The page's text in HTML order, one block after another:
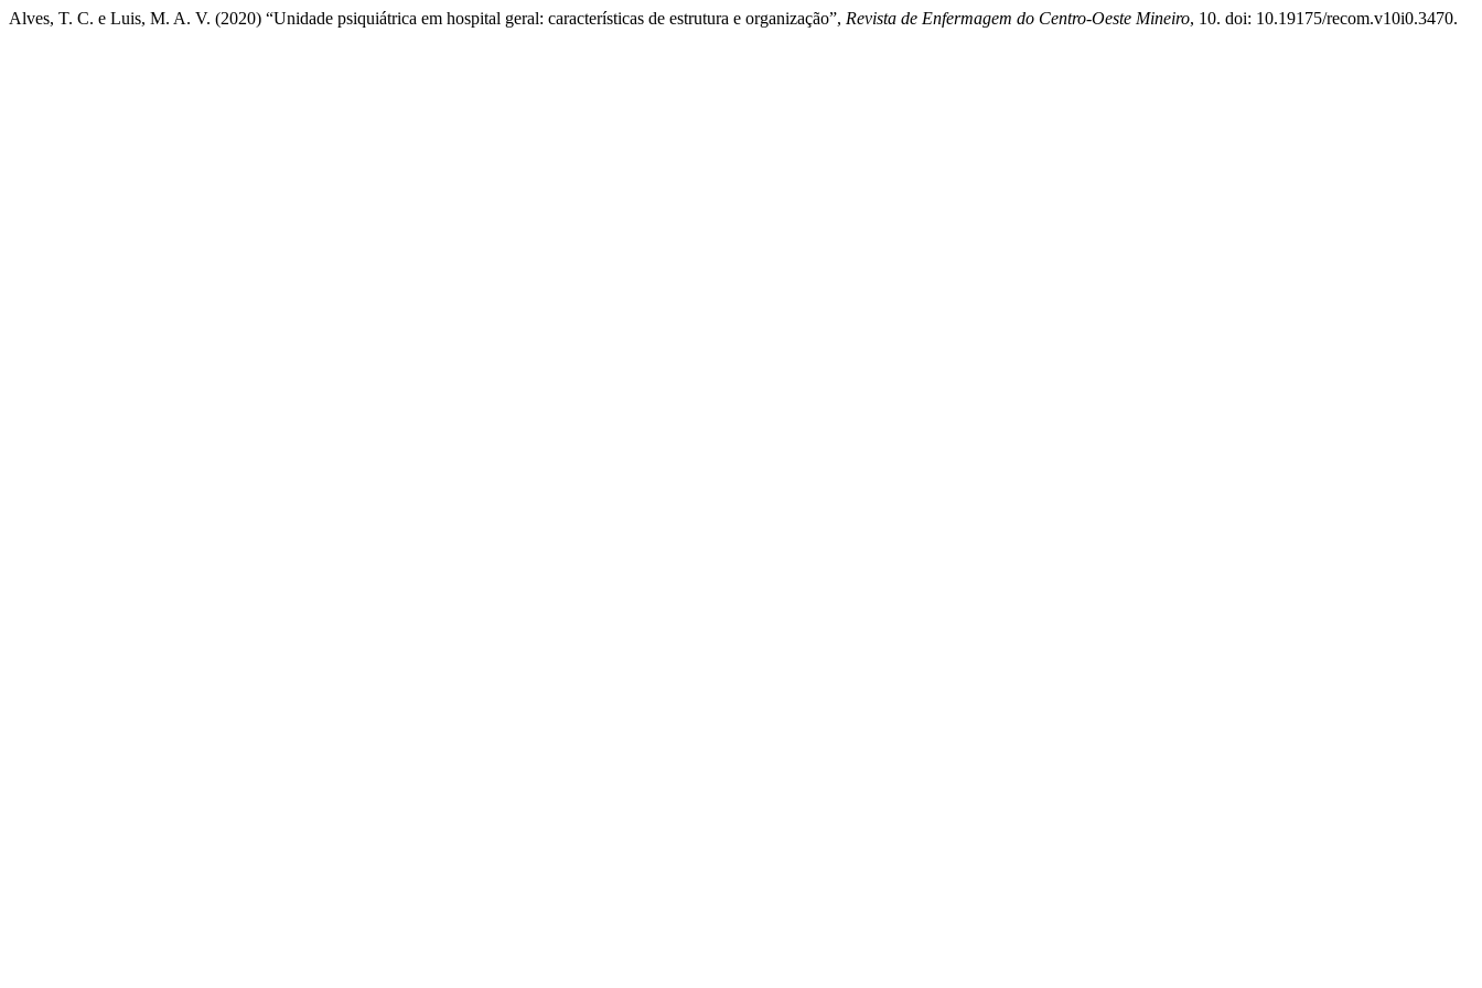
Alves, T. C. e Luis, M. A. V. (2020) “Unidade psiquiátrica em hospital geral: características de estrutura e organização”, Revista de Enfermagem do Centro-Oeste Mineiro, 10. doi: 10.19175/recom.v10i0.3470.